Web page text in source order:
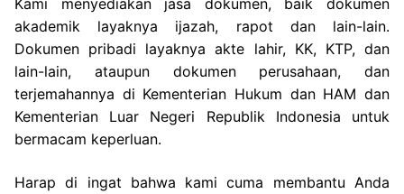
akademik layaknya ijazah, rapot dan lain-lain.
Dokumen pribadi layaknya akte lahir, KK, KTP, dan
lain-lain, ataupun dokumen perusahaan, dan
terjemahannya di Kementerian Hukum dan HAM dan
Kementerian Luar Negeri Republik Indonesia untuk
bermacam keperluan.
Harap di ingat bahwa kami cuma membantu Anda